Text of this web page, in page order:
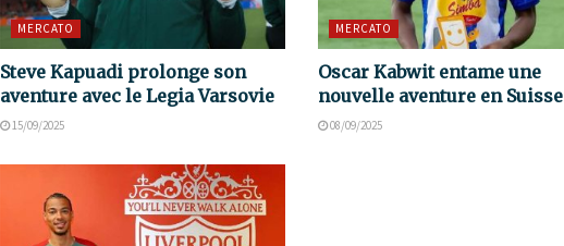
MERCATO
Steve Kapuadi prolonge son
aventure avec le Legia Varsovie
15/09/2025
MERCATO
Oscar Kabwit entame une
nouvelle aventure en Suisse
08/09/2025